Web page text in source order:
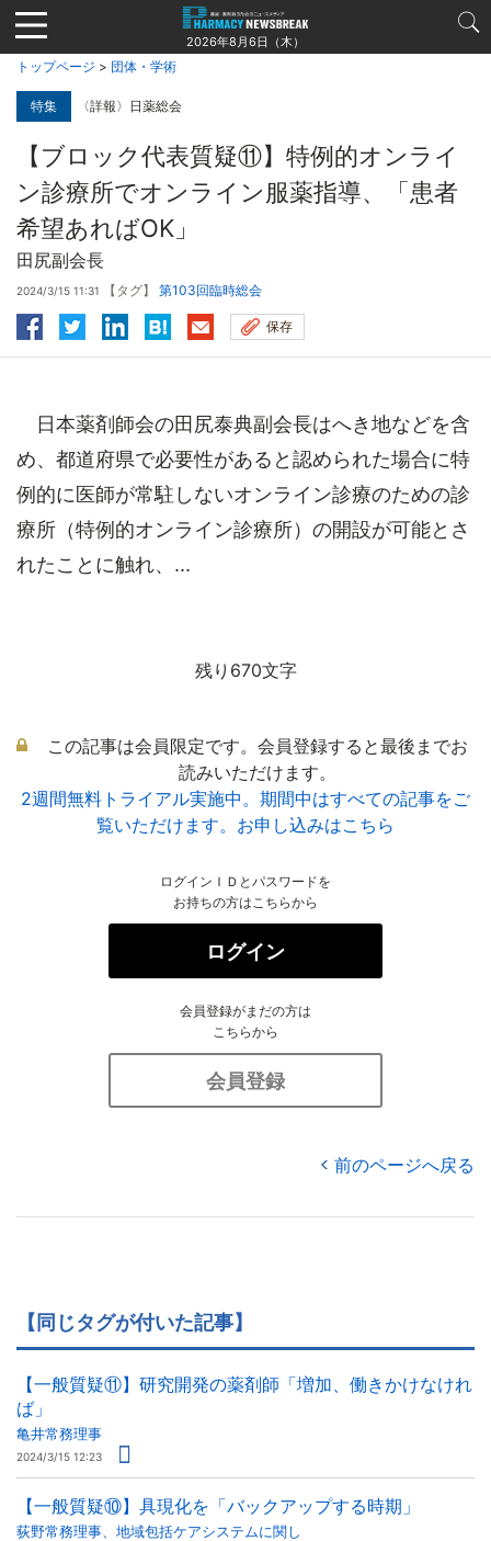
Jump
to
navigation
2026年8月6日（木）
トップページ > 団体・学術
特集 〈詳報〉日薬総会
【ブロック代表質疑⑪】特例的オンライ
ン診療所でオンライン服薬指導、「患者
希望あればOK」
田尻副会長
2024/3/15 11:31 【タグ】 第103回臨時総会
保存
日本薬剤師会の田尻泰典副会長はへき地などを含
め、都道府県で必要性があると認められた場合に特
例的に医師が常駐しないオンライン診療のための診
療所（特例的オンライン診療所）の開設が可能とさ
れたことに触れ、...
残り670文字
この記事は会員限定です。会員登録すると最後までお
読みいただけます。
2週間無料トライアル実施中。期間中はすべての記事をご
覧いただけます。お申し込みはこちら
ログインＩＤとパスワードを
お持ちの方はこちらから
ログイン
会員登録がまだの方は
こちらから
会員登録
前のページへ戻る
【同じタグが付いた記事】
【一般質疑⑪】研究開発の薬剤師「増加、働きかけなけれ
ば」
亀井常務理事
2024/3/15 12:23
【一般質疑⑩】具現化を「バックアップする時期」
荻野常務理事、地域包括ケアシステムに関し